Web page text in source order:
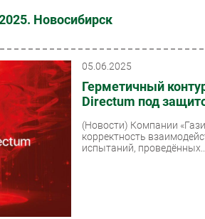
Новосибирск
05.06.2025
Герметичный
Directum под
(Новости) Компании
корректность
испытаний, проведённых...